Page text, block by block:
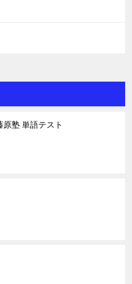
塾 単語テスト